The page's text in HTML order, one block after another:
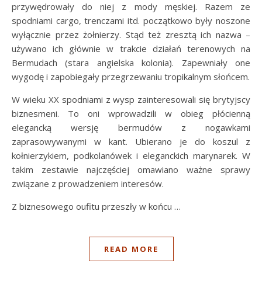
przywędrowały do niej z mody męskiej. Razem ze
spodniami cargo, trenczami itd. początkowo były noszone
wyłącznie przez żołnierzy. Stąd też zresztą ich nazwa –
używano ich głównie w trakcie działań terenowych na
Bermudach (stara angielska kolonia). Zapewniały one
wygodę i zapobiegały przegrzewaniu tropikalnym słońcem.
W wieku XX spodniami z wysp zainteresowali się brytyjscy
biznesmeni. To oni wprowadzili w obieg płócienną
elegancką wersję bermudów z nogawkami
zaprasowywanymi w kant. Ubierano je do koszul z
kołnierzykiem, podkolanówek i eleganckich marynarek. W
takim zestawie najczęściej omawiano ważne sprawy
związane z prowadzeniem interesów.
Z biznesowego oufitu przeszły w końcu …
READ MORE